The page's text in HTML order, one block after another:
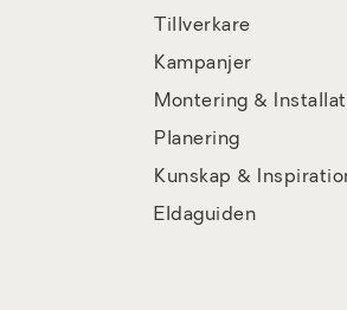
Tillverkare
Kampanjer
Montering &
Planering
Kunskap &
Eldaguiden